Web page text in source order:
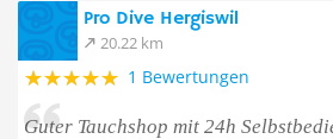
Pro Dive Hergiswil
20.22 km
1 Bewertungen
Guter Tauchshop mit 24h